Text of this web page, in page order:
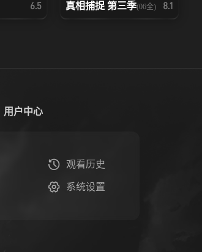
6.5 真相捕捉 第三季(06全) 8.1
用户中心
观看历史
系统设置